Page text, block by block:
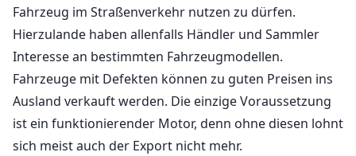
Fahrzeug im Straßenverkehr nutzen zu dürfen.
Hierzulande haben allenfalls Händler und Sammler
Interesse an bestimmten Fahrzeugmodellen.
Fahrzeuge mit Defekten können zu guten Preisen ins
Ausland verkauft werden. Die einzige Voraussetzung
ist ein funktionierender Motor, denn ohne diesen lohnt
sich meist auch der Export nicht mehr.